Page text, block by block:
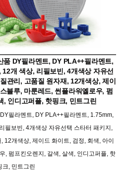
품 DY필라멘트, DY PLA++필라멘트,
개 색상, 리필보빈, 4개색상 자유선
관리, 고품질 원자재, 12개색상, 제이
블루, 마룬레드, 썬플라워옐로우, 펌
, 인디고퍼플, 핫핑크, 민트그린
필라멘트, DY PLA++필라멘트, 1.75mm,
필보빈, 4개색상 자유선택 스타터 패키지,
12개색상, 제이드 화이트, 검정, 회색, 아이
, 펌프킨오렌지, 갈색, 살색, 인디고퍼플, 핫
크, 민트그린